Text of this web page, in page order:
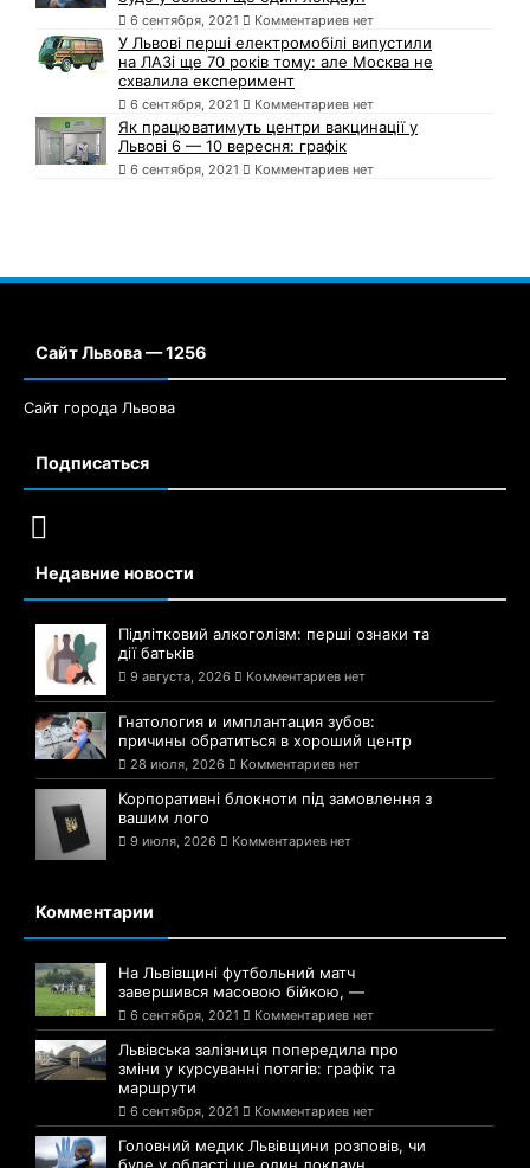
6 сентября, 2021 Комментариев нет
У Львові перші електромобілі випустили
на ЛАЗі ще 70 років тому: але Москва не
схвалила експеримент
6 сентября, 2021 Комментариев нет
Як працюватимуть центри вакцинації у
Львові 6 — 10 вересня: графік
6 сентября, 2021 Комментариев нет
Сайт Львова — 1256
Сайт города Львова
Подписаться
Недавние новости
Підлітковий алкоголізм: перші ознаки та
дії батьків
9 августа, 2026 Комментариев нет
Гнатология и имплантация зубов:
причины обратиться в хороший центр
28 июля, 2026 Комментариев нет
Корпоративні блокноти під замовлення з
вашим лого
9 июля, 2026 Комментариев нет
Комментарии
На Львівщині футбольний матч
завершився масовою бійкою, —
6 сентября, 2021 Комментариев нет
Львівська залізниця попередила про
зміни у курсуванні потягів: графік та
маршрути
6 сентября, 2021 Комментариев нет
Головний медик Львівщини розповів, чи